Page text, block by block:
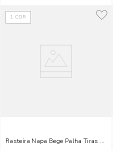
1 COR
Rasteira Napa Bege Palha Tiras Metal